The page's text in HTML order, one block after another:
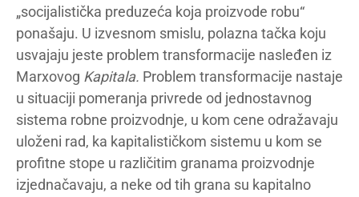
„socijalistička preduzeća koja proizvode robu“
ponašaju. U izvesnom smislu, polazna tačka koju
usvajaju jeste problem transformacije nasleđen iz
Marxovog Kapitala. Problem transformacije nastaje
u situaciji pomeranja privrede od jednostavnog
sistema robne proizvodnje, u kom cene odražavaju
uloženi rad, ka kapitalističkom sistemu u kom se
profitne stope u različitim granama proizvodnje
izjednačavaju, a neke od tih grana su kapitalno